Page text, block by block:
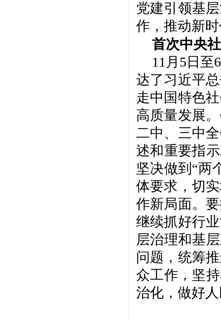
党建引领基
作，推动新
首次中央
11月5日至
达了习近平
走中国特色
高质量发展
二中、三中
述和重要指
坚决做到“两
体要求，切
作新局面。
继续抓好行
层治理和基
问题，统筹
众工作，坚
治化，做好